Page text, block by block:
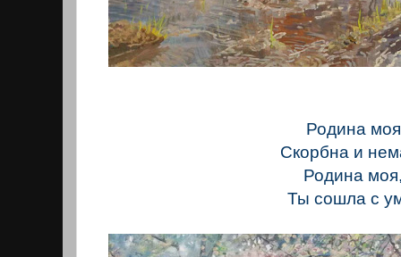
Родина моя
Скорбна и
Родина
Ты сошла с